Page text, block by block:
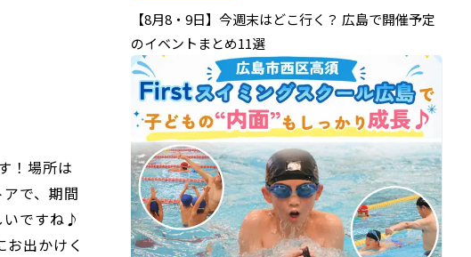
！場所は
で、期間
いですね♪
出かけく
【8月8・9日】今週末はどこ行く？ 広島で開催予定
のイベントまとめ11選